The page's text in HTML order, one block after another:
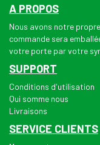
A PROPOS
Nous avons notre
commande sera
votre porte par votre
SUPPORT
Conditions d'utilisation
Qui somme nous
Livraisons
SERVICE CLIENTS